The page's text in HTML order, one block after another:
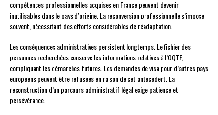
compétences professionnelles acquises en France peuvent devenir
inutilisables dans le pays d’origine. La reconversion professionnelle s’impose
souvent, nécessitant des efforts considérables de réadaptation.
Les conséquences administratives persistent longtemps. Le fichier des
personnes recherchées conserve les informations relatives à l’OQTF,
compliquant les démarches futures. Les demandes de visa pour d’autres pays
européens peuvent être refusées en raison de cet antécédent. La
reconstruction d’un parcours administratif légal exige patience et
persévérance.